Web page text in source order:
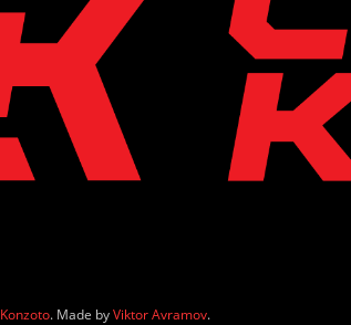
Konzoto. Made byViktor Avramov.